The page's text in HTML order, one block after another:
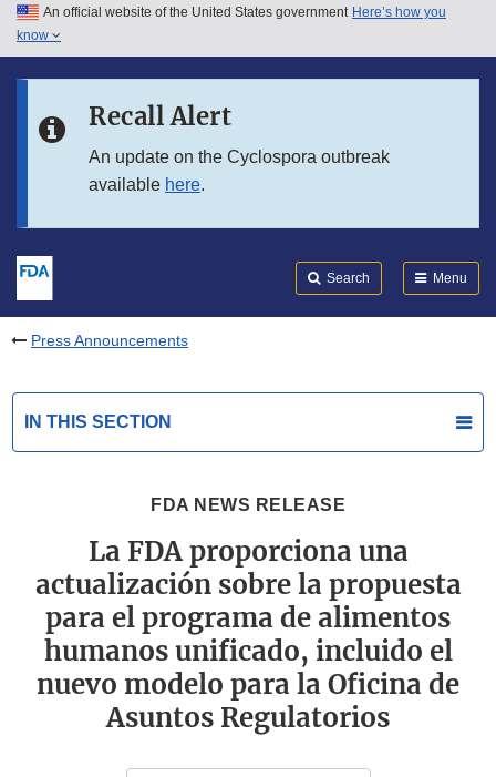
Skip to main content
Skip to in this section menu
An official website of the United States government Here’s how you
know
Recall Alert
An update on the Cyclospora outbreak
available here.
Search Menu
Press Announcements
IN THIS SECTION
FDA NEWS RELEASE
La FDA proporciona una
actualización sobre la propuesta
para el programa de alimentos
humanos unificado, incluido el
nuevo modelo para la Oficina de
Asuntos Regulatorios